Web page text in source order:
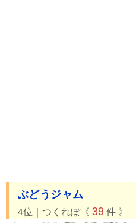
ぶどうジャム
4位｜つくれぽ《 39 件 》